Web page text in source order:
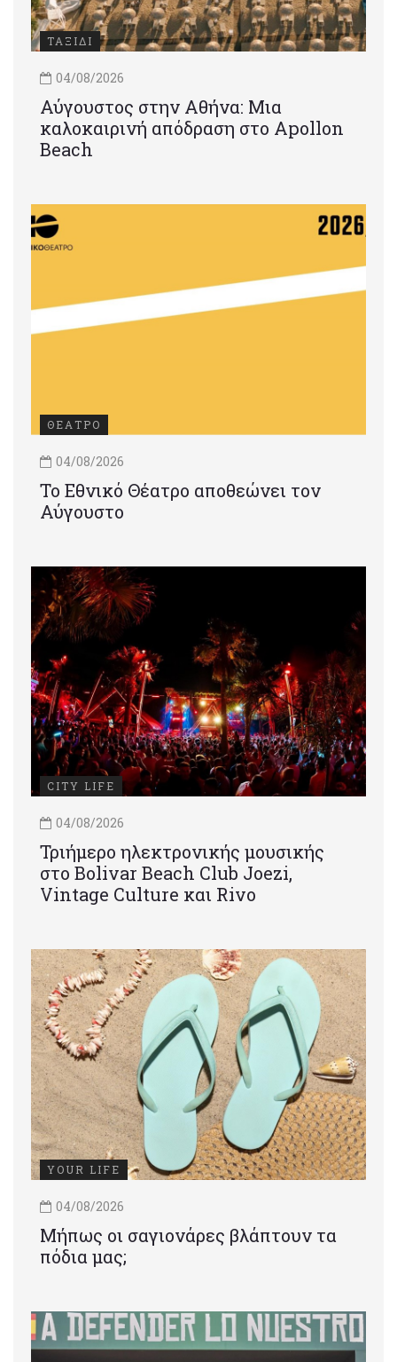
ΤΑΞΙΔΙ
04/08/2026
Αύγουστος στην Αθήνα: Μια
καλοκαιρινή απόδραση στο Apollon
Beach
ΘΕΑΤΡΟ
04/08/2026
Το Εθνικό Θέατρο αποθεώνει τον
Αύγουστο
CITY LIFE
04/08/2026
Τριήμερο ηλεκτρονικής μουσικής
στο Bolivar Beach Club Joezi,
Vintage Culture και Rivo
YOUR LIFE
04/08/2026
Μήπως οι σαγιονάρες βλάπτουν τα
πόδια μας;